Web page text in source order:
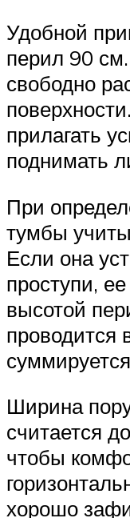
Удобной
перил 90
свободно
прилагать
поднимать
При
тумбы
Если она
проступи,
высотой
проводится
Ширина
считается
чтобы
хорошо